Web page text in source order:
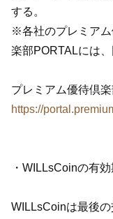
する。
※各社のプレミア
楽部PORTALには
プレミアム優待倶
https://
・WILLsCoinの有
WILLsCoinは最後